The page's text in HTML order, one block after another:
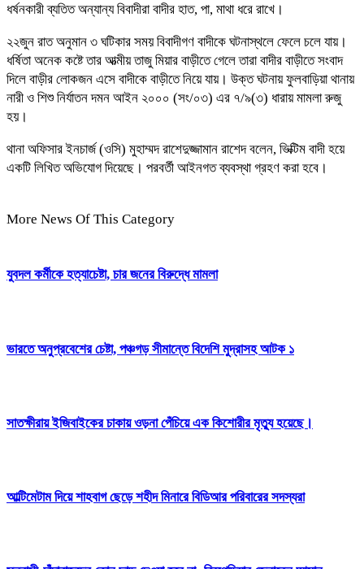
ধর্ষনকারী ব্যতিত অন্যান্য বিবাদীরা বাদীর হাত, পা, মাথা ধরে রাখে।
২২জুন রাত অনুমান ৩ ঘটিকার সময় বিবাদীগণ বাদীকে ঘটনাস্থলে ফেলে চলে যায়।
ধর্ষিতা অনেক কষ্টে তার আত্মীয় তাজু মিয়ার বাড়ীতে গেলে তারা বাদীর বাড়ীতে সংবাদ
দিলে বাড়ীর লোকজন এসে বাদীকে বাড়ীতে নিয়ে যায়। উক্ত ঘটনায় ফুলবাড়িয়া থানায়
নারী ও শিশু নির্যাতন দমন আইন ২০০০ (সং/০৩) এর ৭/৯(৩) ধারায় মামলা রুজু
হয়।
থানা অফিসার ইনচার্জ (ওসি) মুহাম্মদ রাশেদুজ্জামান রাশেদ বলেন, ভিক্টিম বাদী হয়ে
একটি লিখিত অভিযোগ দিয়েছে। পরবর্তী আইনগত ব্যবস্থা গ্রহণ করা হবে।
More News Of This Category
যুবদল কর্মীকে হত্যাচেষ্টা, চার জনের বিরুদ্ধে মামলা
ভারতে অনুপ্রবেশের চেষ্টা, পঞ্চগড় সীমান্তে বিদেশি মুদ্রাসহ আটক ১
সাতক্ষীরায় ইজিবাইকের চাকায় ওড়না পেঁচিয়ে এক কিশোরীর মৃত্যু হয়েছে।
আল্টিমেটাম দিয়ে শাহবাগ ছেড়ে শহীদ মিনারে বিডিআর পরিবারের সদস্যরা